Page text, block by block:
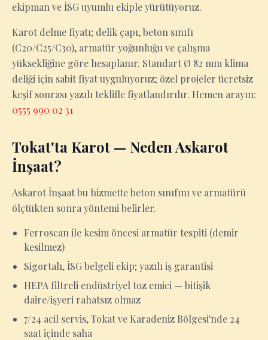
ekipman ve İSG uyumlu ekiple yürütüyoruz.
Karot delme fiyatı; delik çapı, beton sınıfı
(C20/C25/C30), armatür yoğunluğu ve çalışma
yüksekliğine göre hesaplanır. Standart Ø 82 mm klima
deliği için sabit fiyat uyguluyoruz; özel projeler ücretsiz
keşif sonrası yazılı teklifle fiyatlandırılır. Hemen arayın:
0555 990 02 31
Tokat'ta Karot — Neden Askarot
İnşaat?
Askarot İnşaat bu hizmette beton sınıfını ve armatürü
ölçtükten sonra yöntemi belirler.
Ferroscan ile kesim öncesi armatür tespiti (demir
kesilmez)
Sigortalı, İSG belgeli ekip; yazılı iş garantisi
HEPA filtreli endüstriyel toz emici — bitişik
daire/işyeri rahatsız olmaz
7/24 acil servis, Tokat ve Karadeniz Bölgesi'nde 24
saat içinde saha